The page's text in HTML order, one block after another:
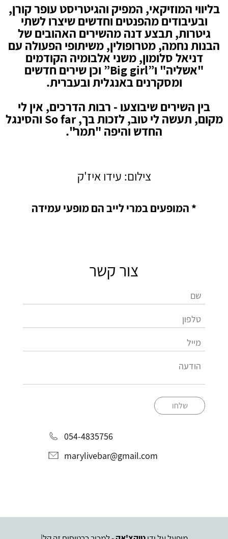
בליווי המוזיקאי, המפיק והגיטריסט עופר קורן,
ובעיבודים מהפנטים וחדשים שיצרו לשתי
גיטרות, תבצע דנה מהשירים האהובים של
הבנות נחמה, מטרופולין, משיתופי הפעולה עם
דניאל סלומון, משני אלבומיה הקודמים
"אשליה" ו”Big girl” וכן שירים חדשים
ומסקרנים באנגלית ובעברית.
בין השירים שיבוצעו - רבות הדרכים, אין לי
מקום, תעשה לי טוב, לזכות בך, So far והסינגל
החדש והיפה "תמר".
צילום: עידו איז'ק
* המופעים במרי לייב הם מופעי עמידה
צור קשר
שלחו
054-4835756
marylivebar@gmail.com